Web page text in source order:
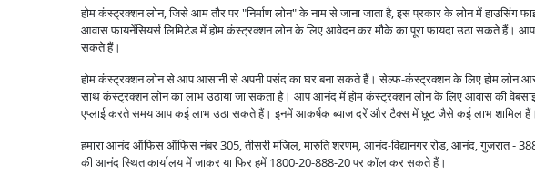
होम कंस्ट्रक्शन लोन, जिसे आम तौर पर "निर्माण लोन" के नाम से जाना जाता है, इस प्रकार के लोन में हाउसिंग
आवास फायनेंसियर्स लिमिटेड में होम कंस्ट्रक्शन लोन के लिए आवेदन कर मौके का पूरा फायदा उठा सकते हैं।
सकते हैं।
होम कंस्ट्रक्शन लोन से आप आसानी से अपनी पसंद का घर बना सकते हैं। सेल्फ-कंस्ट्रक्शन के लिए होम लोन
साथ कंस्ट्रक्शन लोन का लाभ उठाया जा सकता है। आप आनंद में होम कंस्ट्रक्शन लोन के लिए आवास की
एप्लाई करते समय आप कई लाभ उठा सकते हैं। इनमें आकर्षक ब्याज दरें और टैक्स में छूट जैसे कई लाभ शामिल हैं।
हमारा आनंद ऑफिस ऑफिस नंबर 305, तीसरी मंजिल, मारुति शरणम्, आनंद-विद्यानगर रोड, आनंद, गुजरात -
की आनंद स्थित कार्यालय में जाकर या फिर हमें 1800-20-888-20 पर कॉल कर सकते हैं।